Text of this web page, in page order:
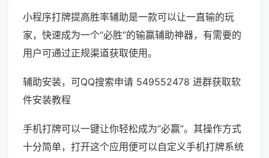
小程序打牌提高胜率辅助是一款可以让一直输的玩
家，快速成为一个“必胜”的输赢辅助神器，有需要的
用户可通过正规渠道获取使用。
辅助安装，可QQ搜索申请 549552478 进群获取软
件安装教程
手机打牌可以一键让你轻松成为“必赢”。其操作方式
十分简单，打开这个应用便可以自定义手机打牌系统